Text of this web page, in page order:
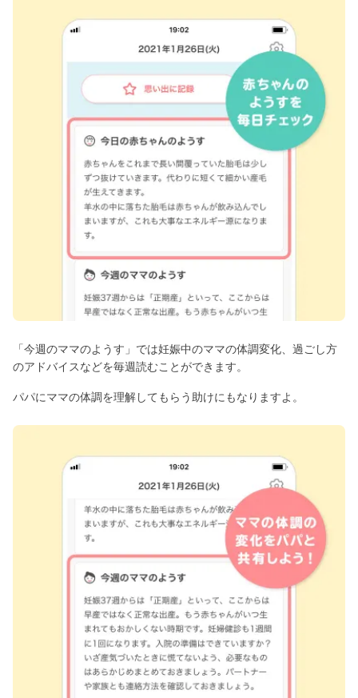
「今週のママのようす」では妊娠中のママの体調変化、過ごし方
のアドバイスなどを毎週読むことができます。
パパにママの体調を理解してもらう助けにもなりますよ。